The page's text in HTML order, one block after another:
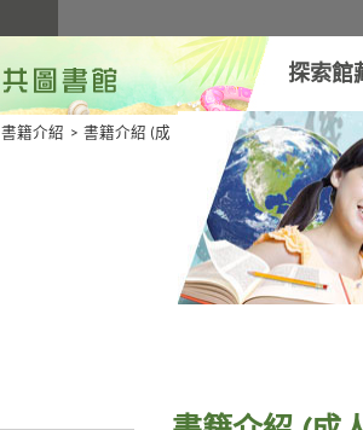
探索館
書籍介紹 > 書籍介紹 (成